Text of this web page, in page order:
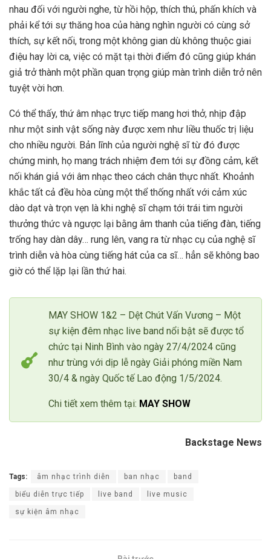
nhau đối với người nghe, từ hồi hộp, thích thú, phấn khích và
phải kể tới sự thăng hoa của hàng nghìn người có cùng sở
thích, sự kết nối, trong một không gian dù không thuộc giai
điệu hay lời ca, việc có mặt tại thời điểm đó cũng giúp khán
giả trở thành một phần quan trọng giúp màn trình diễn trở nên
tuyệt vời hơn.
Có thể thấy, thứ âm nhạc trực tiếp mang hơi thở, nhịp đập
như một sinh vật sống này được xem như liều thuốc trị liệu
cho nhiều người. Bản lĩnh của người nghệ sĩ từ đó được
chứng minh, họ mang trách nhiệm đem tới sự đồng cảm, kết
nối khán giả với âm nhạc theo cách chân thực nhất. Khoảnh
khắc tất cả đều hòa cùng một thể thống nhất với cảm xúc
dào dạt và trọn vẹn là khi nghệ sĩ chạm tới trái tim người
thưởng thức và ngược lại bằng âm thanh của tiếng đàn, tiếng
trống hay dàn dây… rung lên, vang ra từ nhạc cụ của nghệ sĩ
trình diễn và hòa cùng tiếng hát của ca sĩ… hẳn sẽ không bao
giờ có thể lặp lại lần thứ hai.
MAY SHOW 1&2 – Dệt Chút Vấn Vương – Một
sự kiện đêm nhạc live band nổi bật sẽ được tổ
chức tại Ninh Bình vào ngày 27/4/2024 cũng
như trùng với dịp lễ ngày Giải phóng miền Nam
30/4 & ngày Quốc tế Lao động 1/5/2024.
Chi tiết xem thêm tại: MAY SHOW
Backstage News
Tags: âm nhạc trình diễn ban nhạc band
biểu diễn trực tiếp live band live music
sự kiện âm nhạc